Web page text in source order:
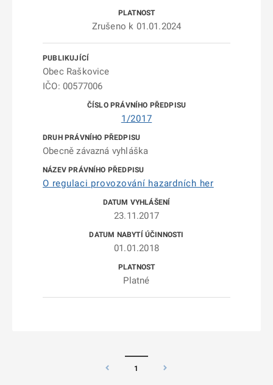
Zrušeno k 01.01.2024
Obec Raškovice
IČO: 00577006
1/2017
Obecně závazná vyhláška
O regulaci provozování hazardních her
23.11.2017
01.01.2018
Platné
1